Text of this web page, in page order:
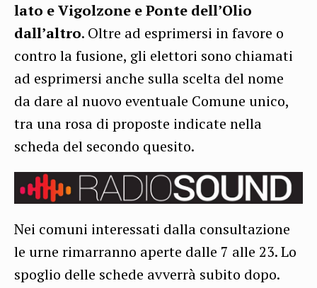
lato e Vigolzone e Ponte dell’Olio
dall’altro. Oltre ad esprimersi in favore o
contro la fusione, gli elettori sono chiamati
ad esprimersi anche sulla scelta del nome
da dare al nuovo eventuale Comune unico,
tra una rosa di proposte indicate nella
scheda del secondo quesito.
Nei comuni interessati dalla consultazione
le urne rimarranno aperte dalle 7 alle 23. Lo
spoglio delle schede avverrà subito dopo.